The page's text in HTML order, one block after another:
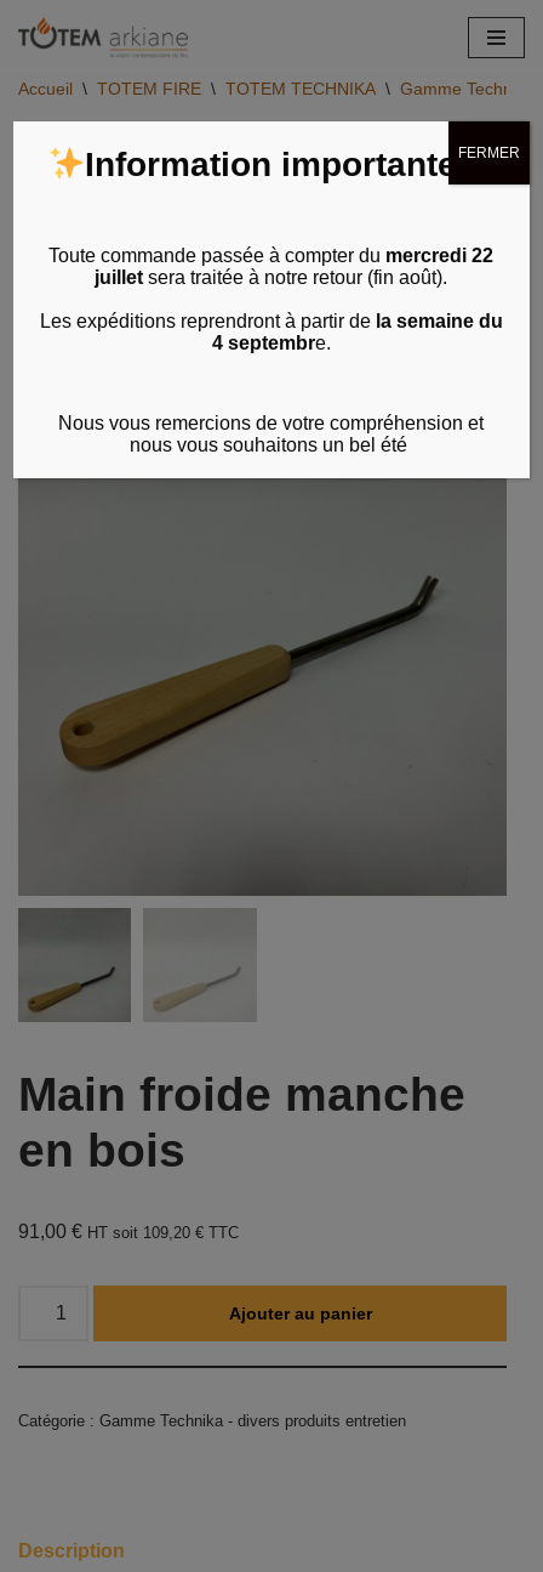
au
Accueil \ TOTEM FIRE \ TOTEM TECHNIKA \ Gamme Technika
Main froide manche
en bois
91,00 € HT soit 109,20 € TTC
Ajouter au panier
Catégorie : Gamme Technika - divers produits entretien
Description
Information importante
Toute commande passée à compter du mercredi 22
juillet sera traitée à notre retour (fin août).
Les expéditions reprendront à partir de la semaine du
4 septembre.
Nous vous remercions de votre compréhension et
nous vous souhaitons un bel été
FERMER